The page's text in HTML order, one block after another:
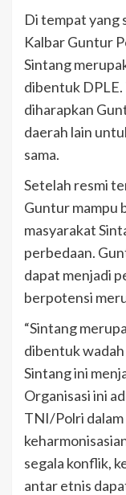
Di tempat yang
Kalbar Guntur
Sintang
dibentuk
diharapkan
daerah lain
sama.
Setelah resmi
Guntur mampu
masyarakat
perbedaan.
dapat menjadi
berpotensi
“Sintang
dibentuk
Sintang ini
Organisasi ini
TNI/Polri
segala konflik,
antar etnis